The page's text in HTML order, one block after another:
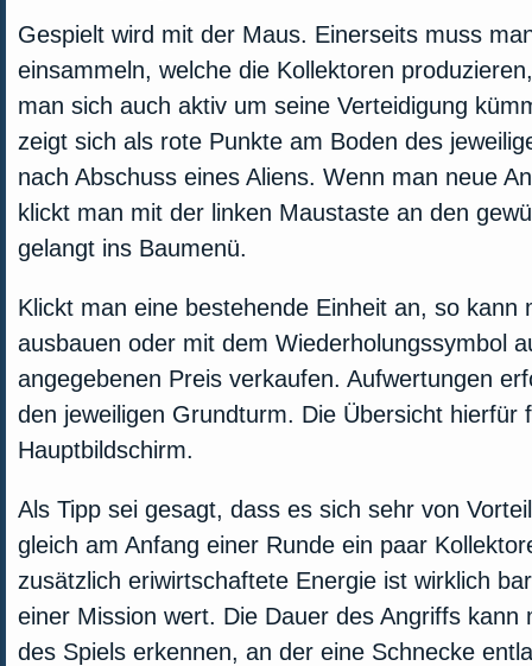
Gespielt wird mit der Maus. Einerseits muss
einsammeln, welche die Kollektoren
man sich auch aktiv um seine Verteidigung
zeigt sich als rote Punkte am Boden des
nach Abschuss eines Aliens. Wenn man neue
klickt man mit der linken Maustaste an den
gelangt ins Baumenü.
Klickt man eine bestehende Einheit an, so kann
ausbauen oder mit dem Wiederholungssymbol
angegebenen Preis verkaufen. Aufwertungen
den jeweiligen Grundturm. Die Übersicht hierfür
Hauptbildschirm.
Als Tipp sei gesagt, dass es sich sehr von
gleich am Anfang einer Runde ein paar
zusätzlich eriwirtschaftete Energie ist wirklich
einer Mission wert. Die Dauer des Angriffs kann
des Spiels erkennen, an der eine Schnecke